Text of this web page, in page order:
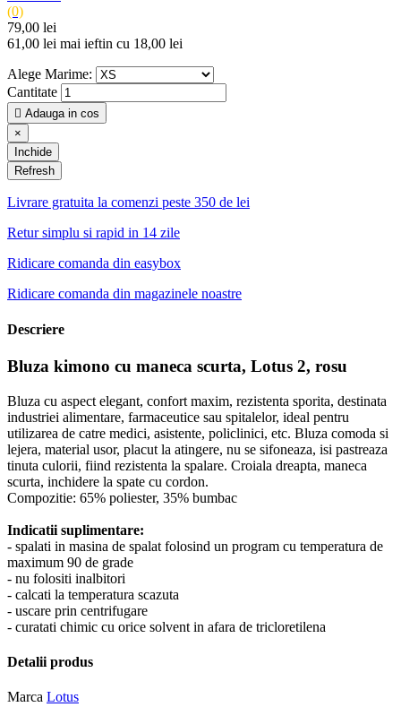
(0)
79,00 lei
61,00 lei mai ieftin cu 18,00 lei
Alege Marime:
Cantitate
 Adauga in cos
×
Inchide
Livrare gratuita la comenzi peste 350 de lei
Retur simplu si rapid in 14 zile
Ridicare comanda din easybox
Ridicare comanda din magazinele noastre
Descriere
Bluza kimono cu maneca scurta, Lotus 2, rosu
Bluza cu aspect elegant, confort maxim, rezistenta sporita, destinata
industriei alimentare, farmaceutice sau spitalelor, ideal pentru
utilizarea de catre medici, asistente, policlinici, etc. Bluza comoda si
lejera, material usor, placut la atingere, nu se sifoneaza, isi pastreaza
tinuta culorii, fiind rezistenta la spalare. Croiala dreapta, maneca
scurta, inchidere la spate cu cordon.
Compozitie: 65% poliester, 35% bumbac
Indicatii suplimentare:
- spalati in masina de spalat folosind un program cu temperatura de
maximum 90 de grade
- nu folositi inalbitori
- calcati la temperatura scazuta
- uscare prin centrifugare
- curatati chimic cu orice solvent in afara de tricloretilena
Detalii produs
Marca Lotus